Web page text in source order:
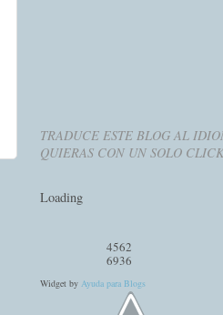
TRADUCE ESTE BLOG AL
QUIERAS CON UN SOLO
Loading
4562
6936
Widget by Ayuda para Blogs